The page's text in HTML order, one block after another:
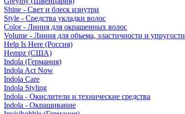
Shine - Свет и блеск изнутри
Style - Средства укладки волос
Color - Линия для окрашенных волос
Volume - Линия для объема, эластичности и упругости
Help Is Here (Россия)
Hempz (США)
Indola (Германия)
Indola Act Now
Indola Care
Indola Styling
Indola - Окислители и технические средства
Indola - Окрашивание